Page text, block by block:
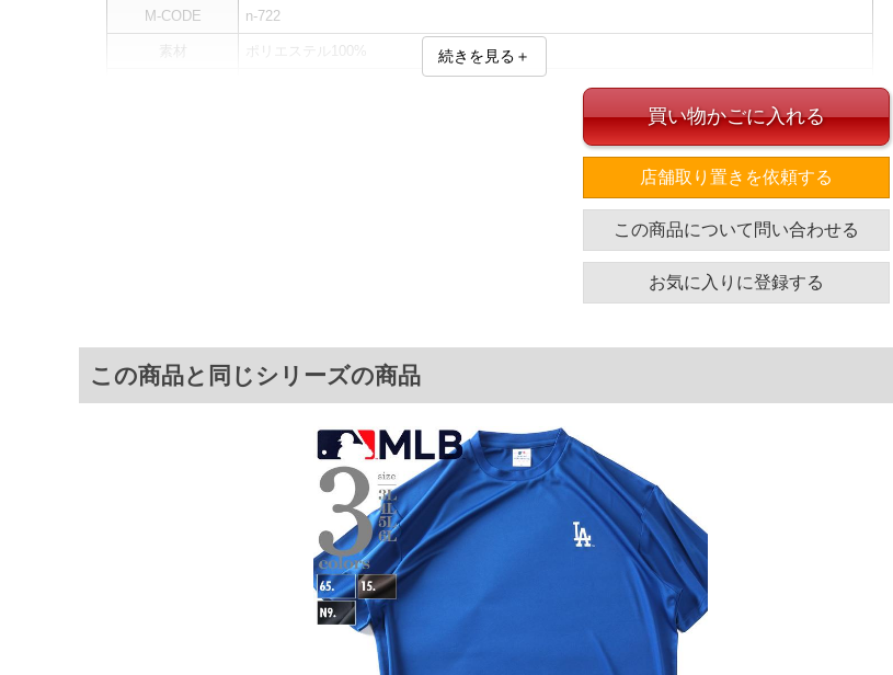
M-CODE n-722
ポリエステル100%
胸囲 着丈
78
134 80
6L 64 27 146
84
面）によって、商品の色味が若干異なる場合がございます。予めご了承ください。
※上記サイズが実際の商品に付いているタグのサイズ表記と異なる場合があります。お取り扱い前に
商品付属タグの記載もご確認下さい。
※当店での掲載商品は、実店鋪と在庫を共用しておりますので店頭での売り違い、店舗からのお取り
寄せ等により、お客様にご迷惑をお掛けしてしまう場合がございます。そのようなことがない様最大
限に努めておりますが、もしあった場合速やかにご連絡させて頂きますので予めご了承ください。
※【ボトムの裾上げをご希望の場合】
裾上げ料金は500円+税となります。
備考欄に股下●cmとご記入下さい。（裾上げ無料対象商品は1本につき税込6,000円以上の品が対象。
1本5,999円以下の商品は有料（500円+税）となります。）
出荷まで約1週間～20日間程お時間を頂く場合がございます。
続きを見る＋
買い物かごに入れる
店舗取り置きを依頼する
この商品について問い合わせる
お気に入りに登録する
この商品と同じシリーズの商品